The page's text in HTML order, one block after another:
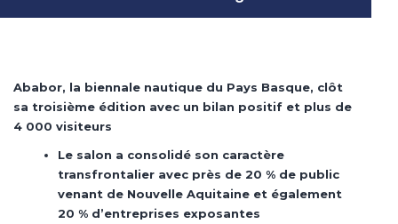
Ababor, la biennale nautique du Pays Basque, clôt
sa troisième édition avec un bilan positif et plus de
4 000 visiteurs
Le salon a consolidé son caractère
transfrontalier avec près de 20 % de public
venant de Nouvelle Aquitaine et également
20 % d’entreprises exposantes